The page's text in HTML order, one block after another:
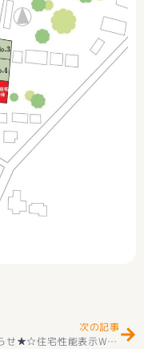
次の記事
★お知らせ★☆住宅性能表示W取得☆ 新築一戸建て 南アルプス市下宮地 １号棟 2階建 4ＬＤＫ ＋カースペース３台 外構付き 耐震等級３＋長期優良住宅取得 大明小学校（徒歩20分）＋甲西使中学校（徒歩22分） 好評販売中